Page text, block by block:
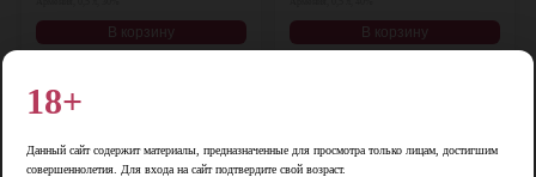
В корзину В корзину
18+
Данный сайт содержит материалы, предназначенные для просмотра только лицам, достигшим
совершеннолетия. Для входа на сайт подтвердите свой возраст.